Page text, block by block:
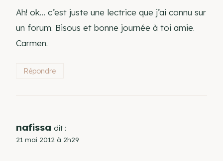
Ah! ok… c’est juste une lectrice que j’ai connu sur
un forum. Bisous et bonne journée à toi amie.
Carmen.
Répondre
nafissa dit :
21 mai 2012 à 2h29